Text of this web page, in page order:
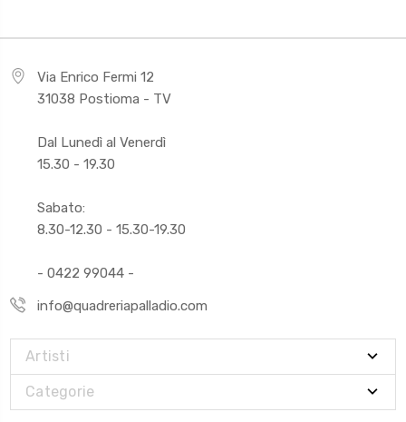
Via Enrico Fermi 12
31038 Postioma - TV
Dal Lunedì al Venerdì
15.30 - 19.30
Sabato:
8.30-12.30 - 15.30-19.30
- 0422 99044 -
info@quadreriapalladio.com
Artisti
Categorie